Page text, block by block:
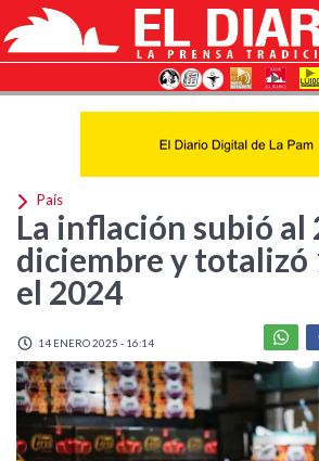
País
La inflación subió al
diciembre y totalizó
el 2024
14 ENERO 2025 - 16:14